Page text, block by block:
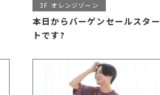
3F オレンジゾーン
本日からバーゲンセールスター
トです?